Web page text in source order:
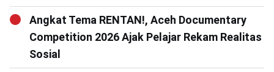
Angkat Tema RENTAN!, Aceh Documentary
Competition 2026 Ajak Pelajar Rekam Realitas
Sosial